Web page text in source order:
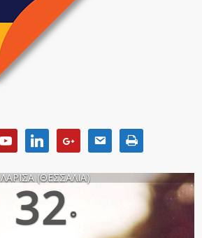
ΛΑΡΙΣΑ (ΘΕΣΣΑΛΙΑ)
32°